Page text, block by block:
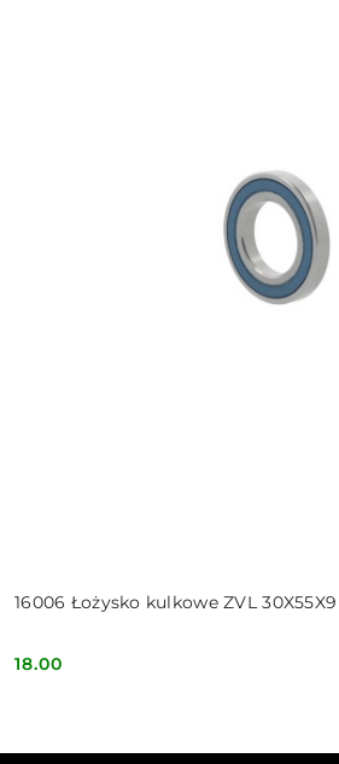
16006 Łożysko kulkowe ZVL 30X55X9
Cena:
18.00